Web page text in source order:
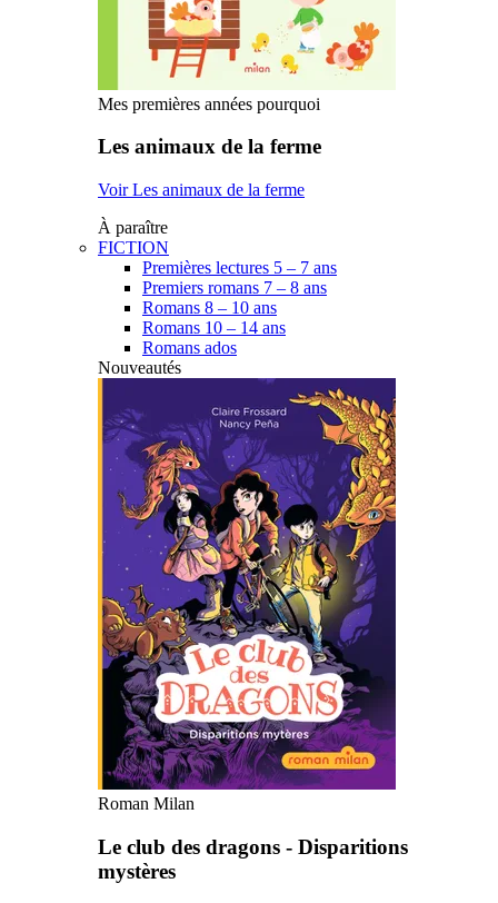
Mes premières années pourquoi
Les animaux de la ferme
Voir Les animaux de la ferme
À paraître
FICTION
Premières lectures 5 – 7 ans
Premiers romans 7 – 8 ans
Romans 8 – 10 ans
Romans 10 – 14 ans
Romans ados
Nouveautés
Roman Milan
Le club des dragons - Disparitions
mystères